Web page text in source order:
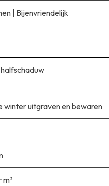
| Bijenvriendelijk
winter uitgraven en bewaren
m²